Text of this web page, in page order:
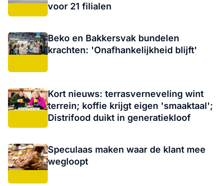
voor 21 filialen
Beko en Bakkersvak bundelen
krachten: 'Onafhankelijkheid blijft'
Kort nieuws: terrasverneveling wint
terrein; koffie krijgt eigen 'smaaktaal';
Distrifood duikt in generatiekloof
Speculaas maken waar de klant mee
wegloopt